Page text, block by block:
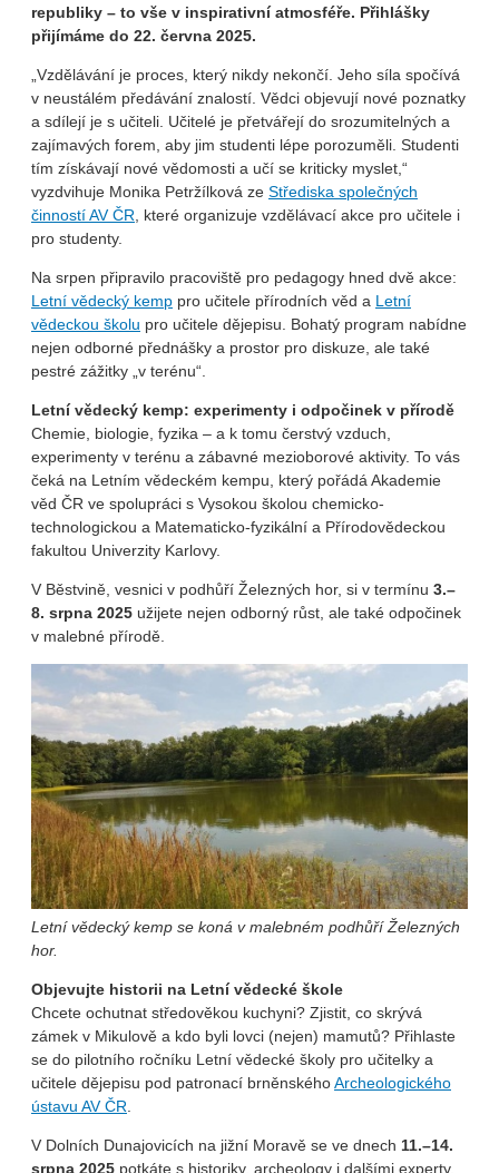
republiky – to vše v inspirativní atmosféře. Přihlášky
přijímáme do 22. června 2025.
„Vzdělávání je proces, který nikdy nekončí. Jeho síla spočívá
v neustálém předávání znalostí. Vědci objevují nové poznatky
a sdílejí je s učiteli. Učitelé je přetvářejí do srozumitelných a
zajímavých forem, aby jim studenti lépe porozuměli. Studenti
tím získávají nové vědomosti a učí se kriticky myslet,“
vyzdvihuje Monika Petržílková ze Střediska společných
činností AV ČR, které organizuje vzdělávací akce pro učitele i
pro studenty.
Na srpen připravilo pracoviště pro pedagogy hned dvě akce:
Letní vědecký kemp pro učitele přírodních věd a Letní
vědeckou školu pro učitele dějepisu. Bohatý program nabídne
nejen odborné přednášky a prostor pro diskuze, ale také
pestré zážitky „v terénu“.
Letní vědecký kemp: experimenty i odpočinek v přírodě
Chemie, biologie, fyzika – a k tomu čerstvý vzduch,
experimenty v terénu a zábavné mezioborové aktivity. To vás
čeká na Letním vědeckém kempu, který pořádá Akademie
věd ČR ve spolupráci s Vysokou školou chemicko-
technologickou a Matematicko-fyzikální a Přírodovědeckou
fakultou Univerzity Karlovy.
V Běstvině, vesnici v podhůří Železných hor, si v termínu 3.–
8. srpna 2025 užijete nejen odborný růst, ale také odpočinek
v malebné přírodě.
Letní vědecký kemp se koná v malebném podhůří Železných
hor.
Objevujte historii na Letní vědecké škole
Chcete ochutnat středověkou kuchyni? Zjistit, co skrývá
zámek v Mikulově a kdo byli lovci (nejen) mamutů? Přihlaste
se do pilotního ročníku Letní vědecké školy pro učitelky a
učitele dějepisu pod patronací brněnskéhoArcheologického
ústavu AV ČR
V Dolních Dunajovicích na jižní Moravě se ve dnech 11.–14.
srpna 2025 potkáte s historiky, archeology i dalšími experty,